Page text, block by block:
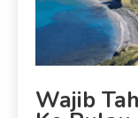
Wajib